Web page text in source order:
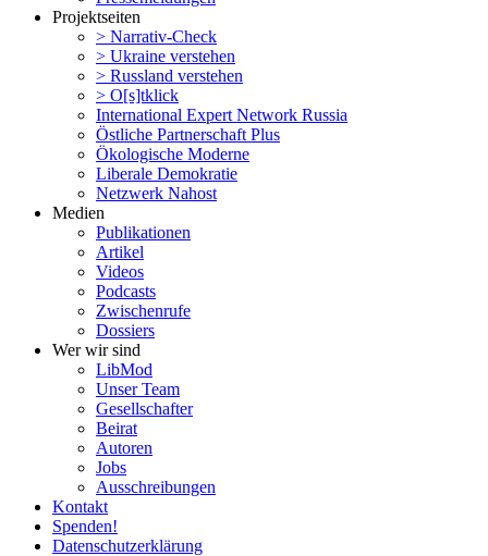
Projekt­seiten
> Narrativ-Check
> Ukraine verstehen
> Russland verstehen
> O[s]tklick
Inter­na­tional Expert Network Russia
Östliche Partner­schaft Plus
Ökolo­gische Moderne
Liberale Demokratie
Netzwerk Nahost
Medien
Publi­ka­tionen
Artikel
Videos
Podcasts
Zwischenrufe
Dossiers
Wer wir sind
LibMod
Unser Team
Gesell­schafter
Beirat
Autoren
Jobs
Ausschrei­bungen
Kontakt
Spenden!
Daten­schutz­er­klärung